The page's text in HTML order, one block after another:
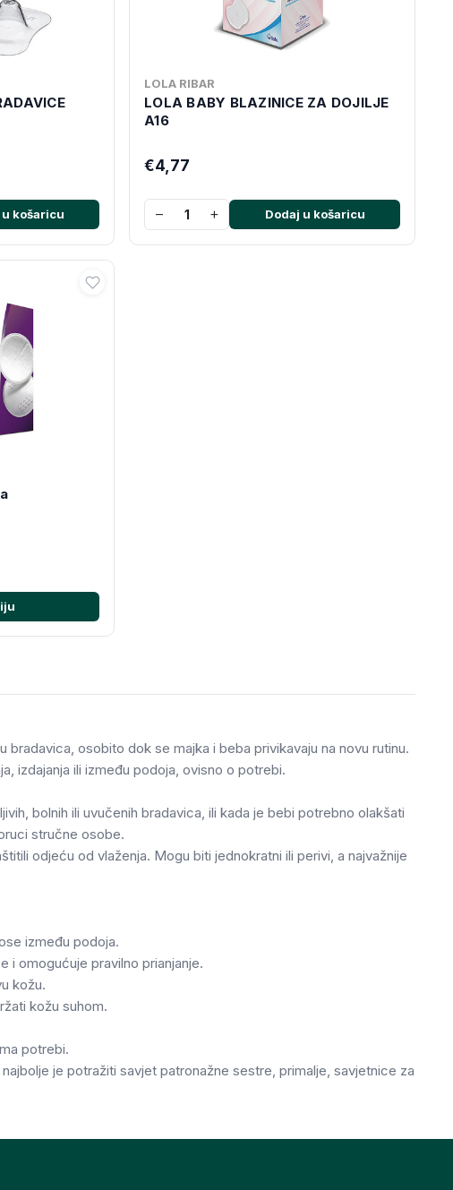
u košaricu
LOLA RIBAR
LOLA BABY BLAZINICE ZA DOJILJE
A16
€4,77
− + Dodaj u košaricu
osobito dok se majka i beba privikavaju na novu rutinu.
izdajanja ili između podoja, ovisno o potrebi.
bolnih ili uvučenih bradavica, ili kada je bebi potrebno olakšati
stručne osobe.
odjeću od vlaženja. Mogu biti jednokratni ili perivi, a najvažnije
između podoja.
i omogućuje pravilno prianjanje.
kožu.
kožu suhom.
potrebi.
je potražiti savjet patronažne sestre, primalje, savjetnice za